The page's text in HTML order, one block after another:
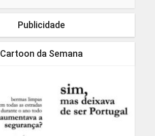
Publicidade
Cartoon da Semana